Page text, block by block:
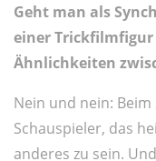
Geht man als
einer Trickfilmfigur
Ähnlichkeiten
Nein und nein:
Schauspieler, das
anderes zu sein.